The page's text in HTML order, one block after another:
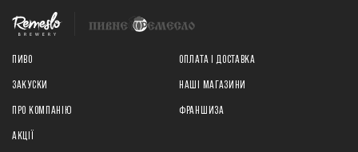
ПИВО
ЗАКУСКИ
ПРО КОМПАНІЮ
АКЦІЇ
ОПЛАТА І ДОСТАВКА
НАШІ МАГАЗИНИ
ФРАНШИЗА